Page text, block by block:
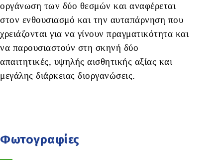
οργάνωση των δύο θεσμών και αναφέρεται
στον ενθουσιασμό και την αυταπάρνηση που
χρειάζονται για να γίνουν πραγματικότητα και
να παρουσιαστούν στη σκηνή δύο
απαιτητικές, υψηλής αισθητικής αξίας και
μεγάλης διάρκειας διοργανώσεις.
Φωτογραφίες